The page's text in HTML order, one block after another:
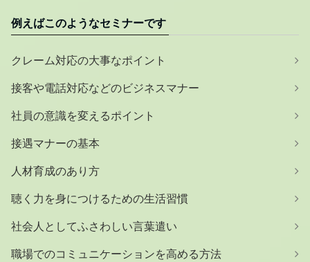
例えばこのようなセミナーです
クレーム対応の大事なポイント
接客や電話対応などのビジネスマナー
社員の意識を変えるポイント
接遇マナーの基本
人材育成のあり方
聴く力を身につけるための生活習慣
社会人としてふさわしい言葉遣い
職場でのコミュニケーションを高める方法